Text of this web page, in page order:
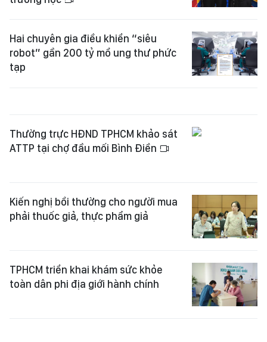
Hai chuyên gia điều khiển “siêu
robot” gần 200 tỷ mổ ung thư phức
tạp
Thường trực HĐND TPHCM khảo sát
ATTP tại chợ đầu mối Bình Điền
Kiến nghị bồi thường cho người mua
phải thuốc giả, thực phẩm giả
TPHCM triển khai khám sức khỏe
toàn dân phi địa giới hành chính